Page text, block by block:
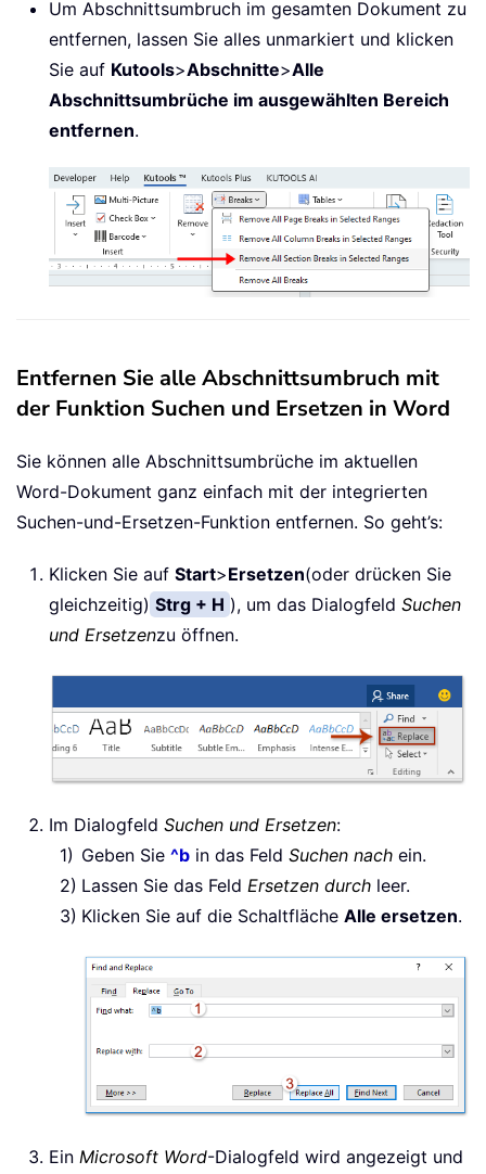
Um Abschnittsumbruch im gesamten Dokument zu
entfernen, lassen Sie alles unmarkiert und klicken
Sie auf Kutools>Abschnitte>Alle
Abschnittsumbrüche im ausgewählten Bereich
entfernen.
Entfernen Sie alle Abschnittsumbruch mit
der Funktion Suchen und Ersetzen in Word
Sie können alle Abschnittsumbrüche im aktuellen
Word-Dokument ganz einfach mit der integrierten
Suchen-und-Ersetzen-Funktion entfernen. So geht’s:
Klicken Sie auf Start>Ersetzen(oder drücken Sie
gleichzeitig) Strg + H ), um das Dialogfeld Suchen
und Ersetzenzu öffnen.
Im Dialogfeld Suchen und Ersetzen:
Geben Sie ^b in das Feld Suchen nach ein.
Lassen Sie das Feld Ersetzen durch leer.
Klicken Sie auf die Schaltfläche Alle ersetzen.
Ein Microsoft Word-Dialogfeld wird angezeigt und